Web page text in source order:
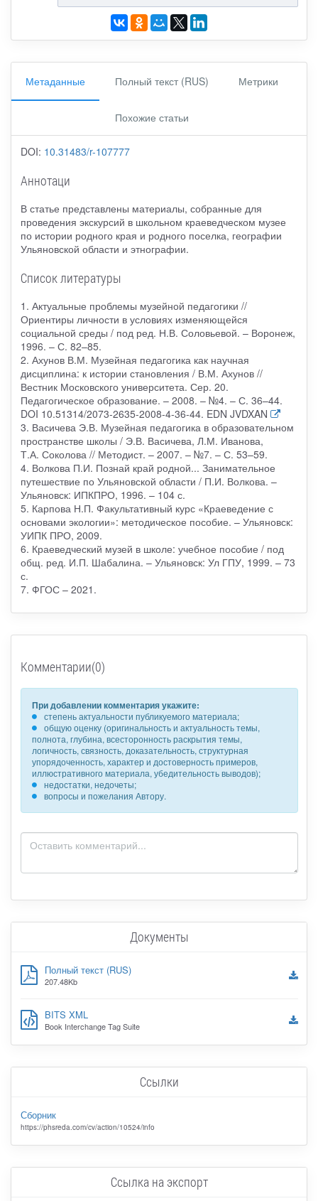
Метаданные Полный текст (RUS) Метрики
Похожие статьи
DOI: 10.31483/r-107777
Аннотаци
В статье представлены материалы, собранные для
проведения экскурсий в школьном краеведческом музее
по истории родного края и родного поселка, географии
Ульяновской области и этнографии.
Список литературы
1. Актуальные проблемы музейной педагогики //
Ориентиры личности в условиях изменяющейся
социальной среды / под ред. Н.В. Соловьевой. – Воронеж,
1996. – С. 82–85.
2. Ахунов В.М. Музейная педагогика как научная
дисциплина: к истории становления / В.М. Ахунов //
Вестник Московского университета. Сер. 20.
Педагогическое образование. – 2008. – №4. – С. 36–44.
DOI 10.51314/2073-2635-2008-4-36-44. EDN JVDXAN
3. Васичева Э.В. Музейная педагогика в образовательном
пространстве школы / Э.В. Васичева, Л.М. Иванова,
Т.А. Соколова // Методист. – 2007. – №7. – С. 53–59.
4. Волкова П.И. Познай край родной... Занимательное
путешествие по Ульяновской области / П.И. Волкова. –
Ульяновск: ИПКПРО, 1996. – 104 с.
5. Карпова Н.П. Факультативный курс «Краеведение с
основами экологии»: методическое пособие. – Ульяновск:
УИПК ПРО, 2009.
6. Краеведческий музей в школе: учебное пособие / под
общ. ред. И.П. Шабалина. – Ульяновск: Ул ГПУ, 1999. – 73
с.
7. ФГОС – 2021.
Комментарии(0)
При добавлении комментария укажите:
степень актуальности публикуемого материала;
общую оценку (оригинальность и актуальность темы,
полнота, глубина, всесторонность раскрытия темы,
логичность, связность, доказательность, структурная
упорядоченность, характер и достоверность примеров,
иллюстративного материала, убедительность выводов);
недостатки, недочеты;
вопросы и пожелания Автору.
Документы
Полный текст (RUS)
207.48Kb
BITS XML
Book Interchange Tag Suite
Ссылки
Сборник
https://phsreda.com/cv/action/10524/info
Ссылка на экспорт